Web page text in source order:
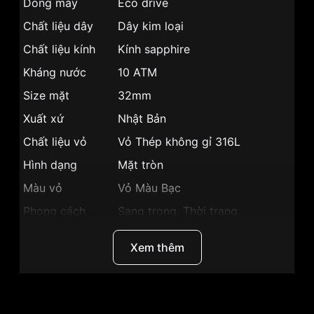
Chất liệu dây
Dây kim loại
Chất liệu kính
Kính sapphire
Kháng nước
10 ATM
Size mặt
32mm
Xuất xứ
Nhật Bản
Chất liệu vỏ
Vỏ Thép không gỉ 316L
Hình dạng
Mặt tròn
Màu vỏ
Vỏ Màu Bạc
Phong cách
Sang trọng, Thời trang
Dạ quang, Lịch ngày, Giờ, Phút,
Giây
Xem thêm